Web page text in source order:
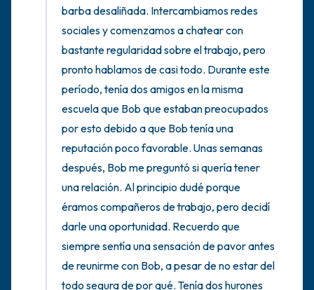
barba desaliñada. Intercambiamos redes
sociales y comenzamos a chatear con
bastante regularidad sobre el trabajo, pero
pronto hablamos de casi todo. Durante este
período, tenía dos amigos en la misma
escuela que Bob que estaban preocupados
por esto debido a que Bob tenía una
reputación poco favorable. Unas semanas
después, Bob me preguntó si quería tener
una relación. Al principio dudé porque
éramos compañeros de trabajo, pero decidí
darle una oportunidad. Recuerdo que
siempre sentía una sensación de pavor antes
de reunirme con Bob, a pesar de no estar del
todo segura de por qué. Tenía dos hurones